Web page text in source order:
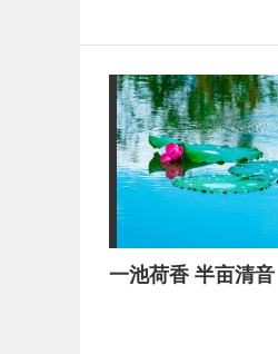
一池荷香 半亩清音